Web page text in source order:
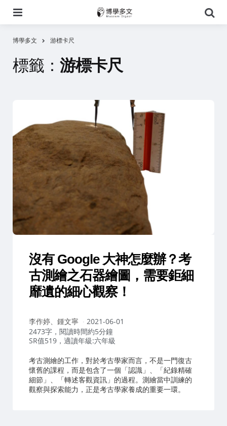
尋
博學多文 游標卡尺
標籤： 游標卡尺
沒有 Google 大神怎麼辦？考
古測繪之石器繪圖，需要鉅細
靡遺的細心觀察！
作
者：
李作婷、鍾文寧
2021-06-01
2473字，閱讀時間約5分鐘
SR值519，適讀年級:六年級
考古測繪的工作，對於考古學家而言，不是一門復古
懷舊的課程，而是包含了一個「認識」、「紀錄精確
細節」、「轉述客觀資訊」的過程。測繪當中訓練的
觀察與探索能力，正是考古學家養成的重要一環。